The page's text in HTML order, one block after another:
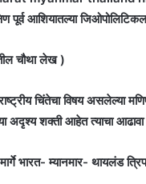
पूर्व आशियातल्या
चौथा लेख )
चिंतेचा विषय असलेल्या
अदृश्य शक्ती आहेत त्याचा
भारत- म्यानमार- थायलंड